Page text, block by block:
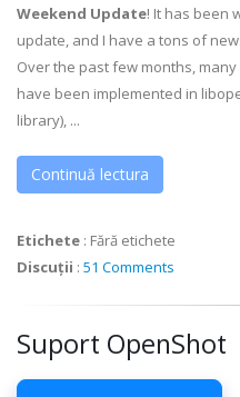
Weekend Update! It has been
update, and I have a tons of
Over the past few months,
have been implemented in
library), ...
Continuă lectura
Etichete : Fără etichete
Discuții : 51 Comments
Suport OpenShot